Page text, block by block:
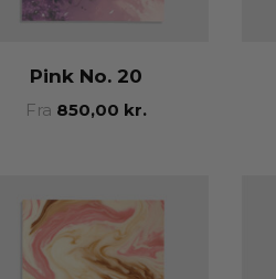
Pink No. 20
Fra 850,00 kr.